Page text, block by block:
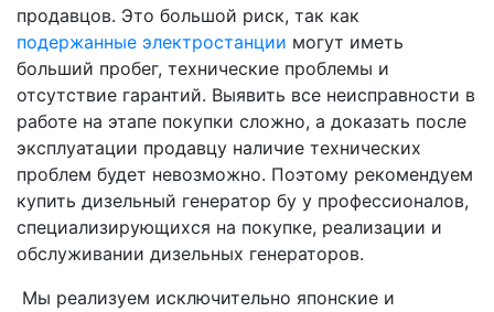
продавцов. Это большой риск, так как
подержанные электростанции могут иметь
больший пробег, технические проблемы и
отсутствие гарантий. Выявить все неисправности в
работе на этапе покупки сложно, а доказать после
эксплуатации продавцу наличие технических
проблем будет невозможно. Поэтому рекомендуем
купить дизельный генератор бу у профессионалов,
специализирующихся на покупке, реализации и
обслуживании дизельных генераторов.
Мы реализуем исключительно японские и